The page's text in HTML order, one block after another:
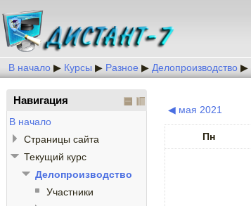
В начало ▶ Курсы ▶ Разное ▶ Делопроизводство ▶
◀ мая 2021
Пн
Навигация
В начало
Страницы сайта
Текущий курс
Делопроизводство
Участники